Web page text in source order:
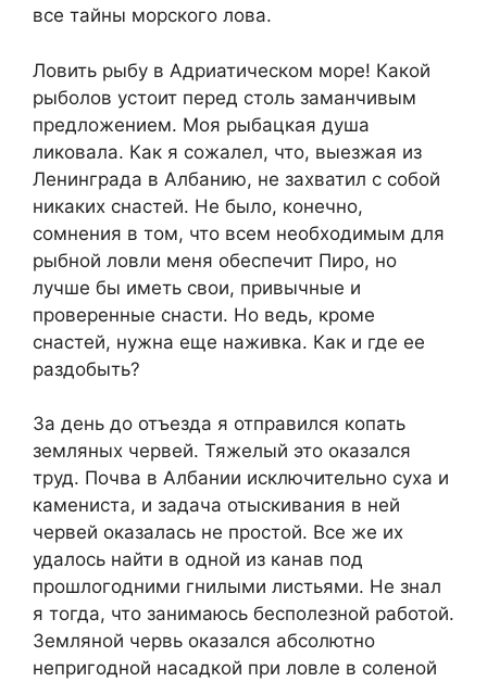
все тайны морского лова.
Ловить рыбу в Адриатическом море! Какой
рыболов устоит перед столь заманчивым
предложением. Моя рыбацкая душа
ликовала. Как я сожалел, что, выезжая из
Ленинграда в Албанию, не захватил с собой
никаких снастей. Не было, конечно,
сомнения в том, что всем необходимым для
рыбной ловли меня обеспечит Пиро, но
лучше бы иметь свои, привычные и
проверенные снасти. Но ведь, кроме
снастей, нужна еще наживка. Как и где ее
раздобыть?
За день до отъезда я отправился копать
земляных червей. Тяжелый это оказался
труд. Почва в Албании исключительно суха и
камениста, и задача отыскивания в ней
червей оказалась не простой. Все же их
удалось найти в одной из канав под
прошлогодними гнилыми листьями. Не знал
я тогда, что занимаюсь бесполезной работой.
Земляной червь оказался абсолютно
непригодной насадкой при ловле в соленой